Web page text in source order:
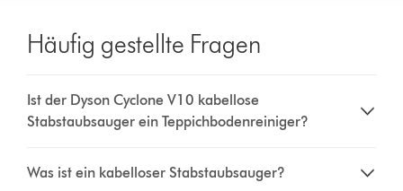
Häufig gestellte Fragen
Ist der Dyson Cyclone V10 kabellose
Stabstaubsauger ein Teppichbodenreiniger?
Was ist ein kabelloser Stabstaubsauger?